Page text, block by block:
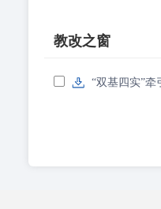
教改之窗
“双基四实”